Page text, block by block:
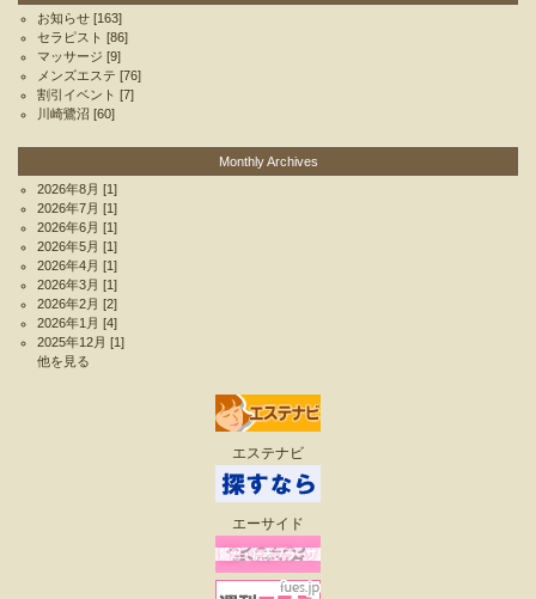
お知らせ [163]
セラピスト [86]
マッサージ [9]
メンズエステ [76]
割引イベント [7]
川崎鷺沼 [60]
Monthly Archives
2026年8月 [1]
2026年7月 [1]
2026年6月 [1]
2026年5月 [1]
2026年4月 [1]
2026年3月 [1]
2026年2月 [2]
2026年1月 [4]
2025年12月 [1]
他を見る
エステナビ
エーサイド